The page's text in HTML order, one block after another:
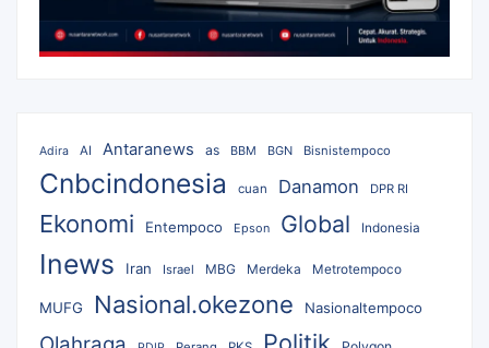
Adira AI Antaranews as BBM BGN Bisnistempoco
Cnbcindonesia cuan Danamon DPR RI
Ekonomi Entempoco Epson Global Indonesia
Inews Iran Israel MBG Merdeka Metrotempoco
MUFG Nasional.okezone Nasionaltempoco